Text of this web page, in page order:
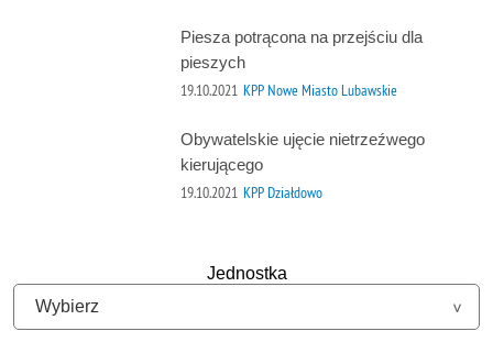
Piesza potrącona na przejściu dla
pieszych
19.10.2021 KPP Nowe Miasto Lubawskie
Obywatelskie ujęcie nietrzeźwego
kierującego
19.10.2021 KPP Działdowo
Jednostka